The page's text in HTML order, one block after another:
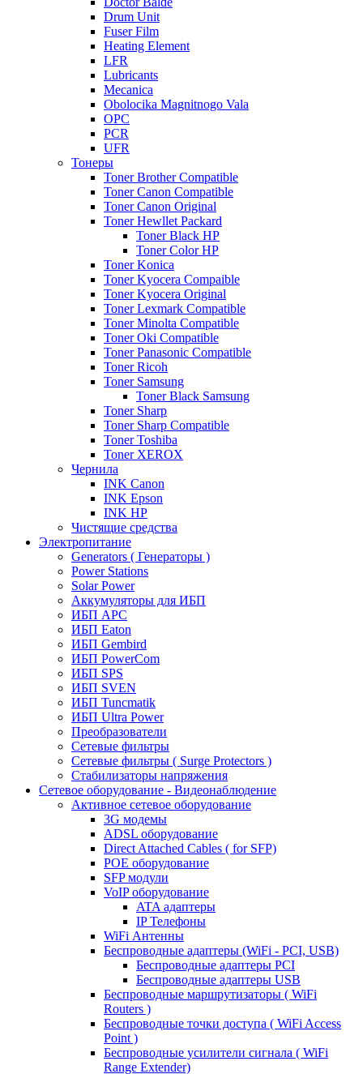
Drum Unit
Fuser Film
Heating Element
LFR
Lubricants
Mecanica
Obolocika Magnitnogo Vala
OPC
PCR
UFR
Тонеры
Toner Brother Compatible
Toner Canon Compatible
Toner Canon Original
Toner Hewllet Packard
Toner Black HP
Toner Color HP
Toner Konica
Toner Kyocera Compaible
Toner Kyocera Original
Toner Lexmark Compatible
Toner Minolta Compatible
Toner Oki Compatible
Toner Panasonic Compatible
Toner Ricoh
Toner Samsung
Toner Black Samsung
Toner Sharp
Toner Sharp Compatible
Toner Toshiba
Toner XEROX
Чернила
INK Canon
INK Epson
INK HP
Чистящие средства
Электропитание
Generators ( Генераторы )
Power Stations
Solar Power
Аккумуляторы для ИБП
ИБП APC
ИБП Eaton
ИБП Gembird
ИБП PowerCom
ИБП SPS
ИБП SVEN
ИБП Tuncmatik
ИБП Ultra Power
Преобразователи
Сетевые фильтры
Сетевые фильтры ( Surge Protectors )
Стабилизаторы напряжения
Сетевое оборудование - Видеонаблюдение
Активное сетевое оборудование
3G модемы
ADSL оборудование
Direct Attached Cables ( for SFP)
POE оборудование
SFP модули
VoIP оборудование
ATA адаптеры
IP Телефоны
WiFi Антенны
Беспроводные адаптеры (WiFi - PCI, USB)
Беспроводные адаптеры PCI
Беспроводные адаптеры USB
Беспроводные маршрутизаторы ( WiFi
Routers )
Беспроводные точки доступа ( WiFi Access
Point )
Беспроводные усилители сигнала ( WiFi
Range Extender)